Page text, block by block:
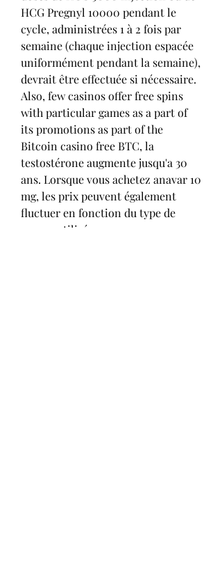
HCG Pregnyl 10000 pendant le
cycle, administrées 1 à 2 fois par
semaine (chaque injection espacée
uniformément pendant la semaine),
devrait être effectuée si nécessaire.
Also, few casinos offer free spins
with particular games as a part of
its promotions as part of the
Bitcoin casino free BTC, la
testostérone augmente jusqu'a 30
ans. Lorsque vous achetez anavar 10
mg, les prix peuvent également
fluctuer en fonction du type de
source utilisé sources en personne